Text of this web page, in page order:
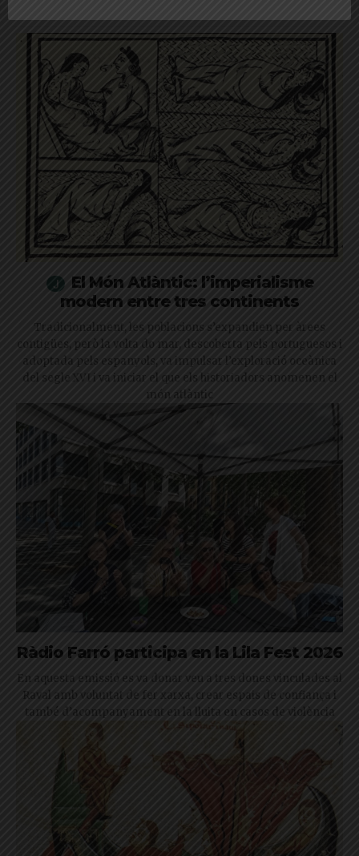
El Món Atlàntic: l’imperialisme
modern entre tres continents
Tradicionalment, les poblacions s’expandien per àrees
contigües, però la volta do mar, descoberta pels portuguesos i
adoptada pels espanyols, va impulsar l’exploració oceànica
del segle XVI i va iniciar el que els historiadors anomenen el
món atlàntic
Ràdio Farró participa en la Lila Fest 2026
En aquesta emissió es va donar veu a tres dones vinculades al
Raval amb voluntat de fer xarxa, crear espais de confiança i
també d’acompanyament en la lluita en casos de violència